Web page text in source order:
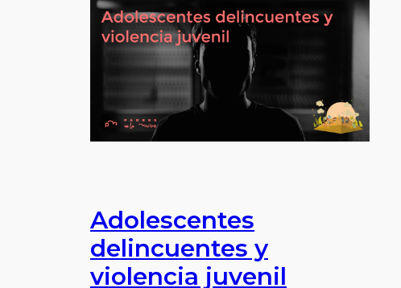
Adolescentes
delincuentes y
violencia juvenil